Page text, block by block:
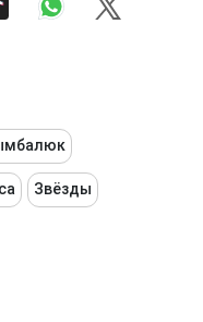
Звёзды